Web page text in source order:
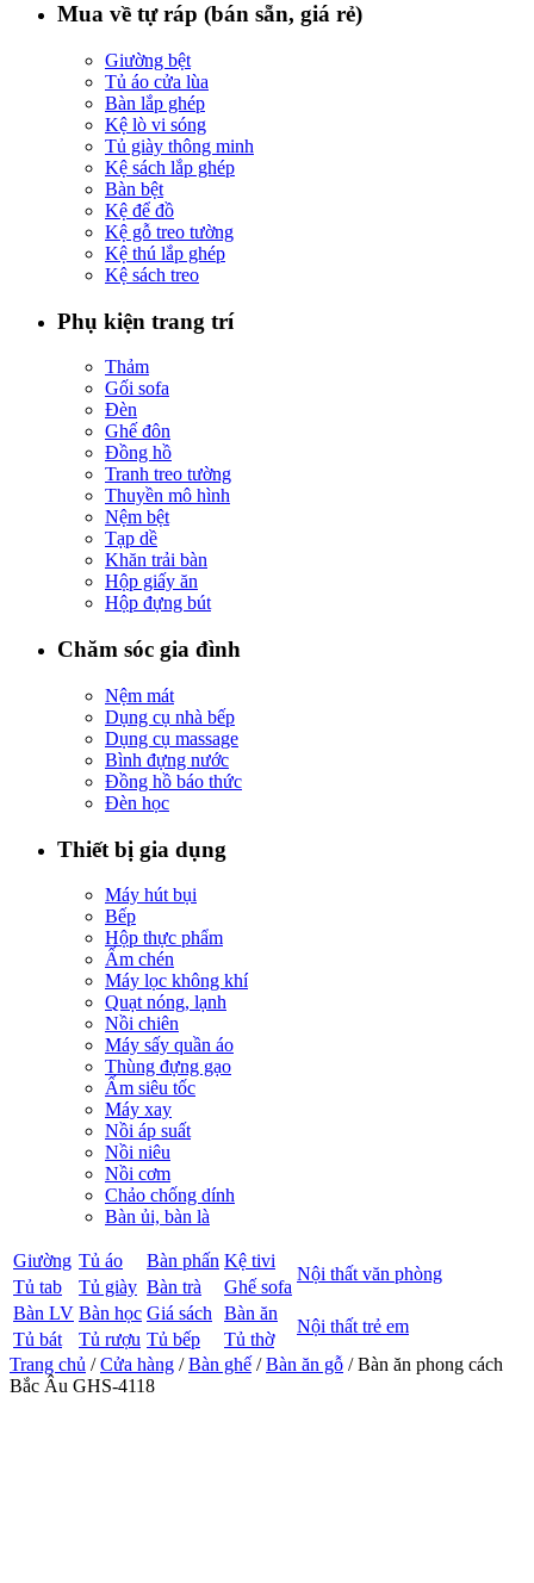
Mua về tự ráp (bán sẵn, giá rẻ)
Giường bệt
Tủ áo cửa lùa
Bàn lắp ghép
Kệ lò vi sóng
Tủ giày thông minh
Kệ sách lắp ghép
Bàn bệt
Kệ để đồ
Kệ gỗ treo tường
Kệ thú lắp ghép
Kệ sách treo
Phụ kiện trang trí
Thảm
Gối sofa
Đèn
Ghế đôn
Đồng hồ
Tranh treo tường
Thuyền mô hình
Nệm bệt
Tạp dề
Khăn trải bàn
Hộp giấy ăn
Hộp đựng bút
Chăm sóc gia đình
Nệm mát
Dụng cụ nhà bếp
Dụng cụ massage
Bình đựng nước
Đồng hồ báo thức
Đèn học
Thiết bị gia dụng
Máy hút bụi
Bếp
Hộp thực phẩm
Ấm chén
Máy lọc không khí
Quạt nóng, lạnh
Nồi chiên
Máy sấy quần áo
Thùng đựng gạo
Ấm siêu tốc
Máy xay
Nồi áp suất
Nồi niêu
Nồi cơm
Chảo chống dính
Bàn ủi, bàn là
Giường Tủ áo Bàn phấn Kệ tivi
Nội thất văn phòng
Tủ tab Tủ giày Bàn trà
Ghế sofa
Bàn LV Bàn học Giá sách Bàn ăn
Nội thất trẻ em
Tủ bát Tủ rượu Tủ bếp
Tủ thờ
Trang chủ /Cửa hàng /Bàn ghế /Bàn ăn gỗ / Bàn ăn phong cách
Bắc Âu GHS-4118